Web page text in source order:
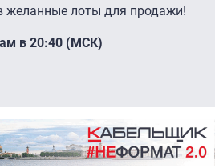
желанные лоты для продажи!
в 20:40 (МСК)